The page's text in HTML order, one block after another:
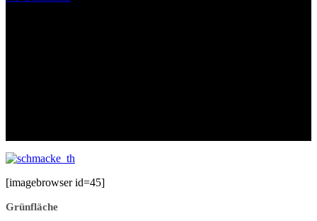
[imagebrowser id=45]
Grünfläche